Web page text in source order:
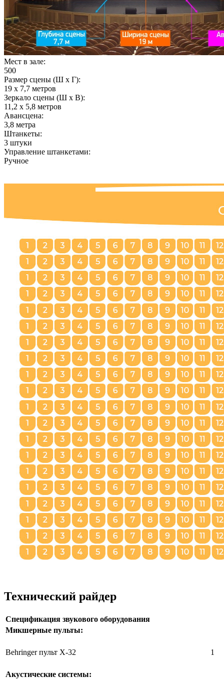
Мест в зале:
500
Размер сцены (Ш х Г):
19 х 7,7 метров
Зеркало сцены (Ш х В):
11,2 х 5,8 метров
Авансцена:
3,8 метра
Штанкеты:
3 штуки
Управление штанкетами:
Ручное
Технический райдер
Спецификация звукового оборудования
Микшерные пульты:
Behringer пульт X-32 1
Акустические системы: